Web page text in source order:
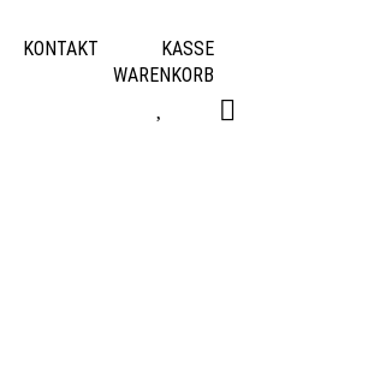
KONTAKT
KASSE
WARENKORB